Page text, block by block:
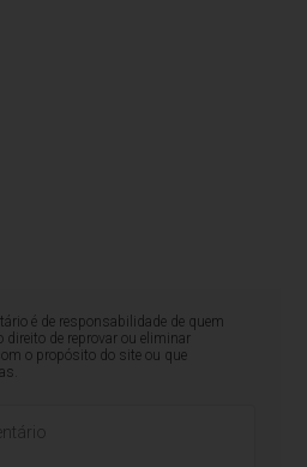
é de responsabilidade de quem
direito de reprovar ou eliminar
o propósito do site ou que